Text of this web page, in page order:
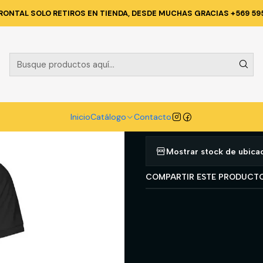
InicioCatálogo Contacto
SOLO RETIROS EN TIENDA, DESDE MUCHAS GRACIAS +569
Y CORPORATIVA POLERAS Y CAMISAS POLERA POLO
|
POLERA
HOMBRE
Agregar a la lista
Mostrar stock de
COMPARTIR ESTE